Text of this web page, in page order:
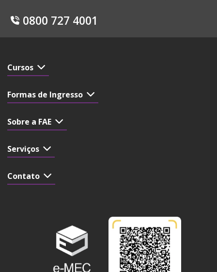
0800 727 4001
Cursos
Formas de Ingresso
Sobre a FAE
Serviços
Contato